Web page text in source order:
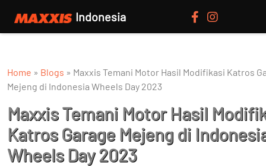
Indonesia
Home » Blogs » Maxxis Temani Motor Hasil Modifikasi Katros
Mejeng di Indonesia Wheels Day 2023
Maxxis Temani Motor Hasil
Katros Garage Mejeng di
Wheels Day 2023